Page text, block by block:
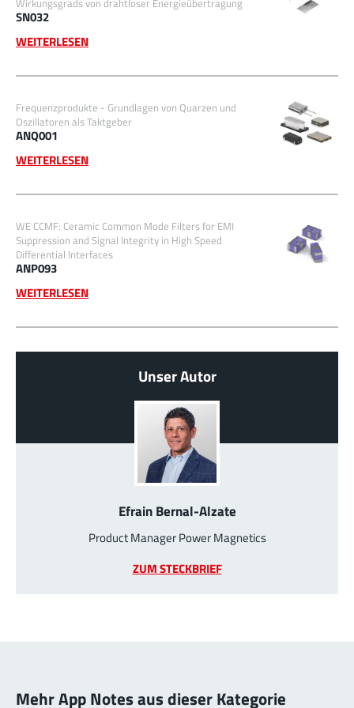
Wirkungsgrads von drahtloser Energieübertragung
SN032
WEITERLESEN
Frequenzprodukte - Grundlagen von Quarzen und
Oszillatoren als Taktgeber
ANQ001
WEITERLESEN
WE CCMF: Ceramic Common Mode Filters for EMI
Suppression and Signal Integrity in High Speed
Differential Interfaces
ANP093
WEITERLESEN
Unser Autor
Efrain Bernal-Alzate
Product Manager Power Magnetics
ZUM STECKBRIEF
Mehr App Notes aus dieser Kategorie